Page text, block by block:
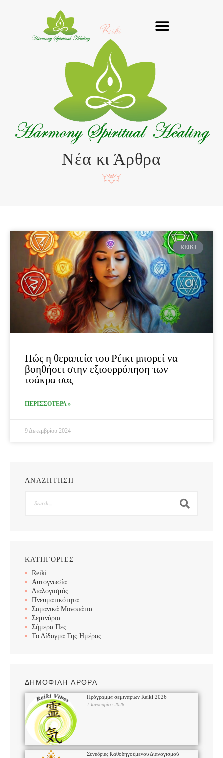
Reiki
Νέα κι Άρθρα
REIKI
Πώς η θεραπεία του Ρέικι μπορεί να
βοηθήσει στην εξισορρόπηση των
τσάκρα σας
ΠΕΡΙΣΣΟΤΕΡΑ »
9 Δεκεμβρίου 2024
ΑΝΑΖΗΤΗΣΗ
ΚΑΤΗΓΟΡΙΕΣ
Reiki
Αυτογνωσία
Διαλογισμός
Πνευματικότητα
Σαμανικά Μονοπάτια
Σεμινάρια
Σήμερα Πες
Το Δίδαγμα Της Ημέρας
ΔΗΜΟΦΙΛΗ ΑΡΘΡΑ
Πρόγραμμα σεμιναρίων Reiki 2026
1 Ιανουαρίου 2026
Συνεδρίες Καθοδηγούμενου Διαλογισμού